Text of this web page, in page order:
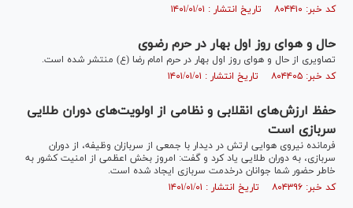
کد خبر: ۸۰۴۴۱۰ تاریخ انتشار : ۱۴۰۱/۰۱/۰۱
حال و هوای روز اول بهار در حرم رضوی
تصاویری از حال و هوای روز اول بهار در حرم امام رضا (ع) منتشر شده است.
کد خبر: ۸۰۴۴۰۵ تاریخ انتشار : ۱۴۰۱/۰۱/۰۱
حفظ ارزش‌های انقلابی و نظامی از اولویت‌های دوران طلایی
سربازی است
فرمانده نیروی هوایی ارتش در دیدار با جمعی از سربازان وظیفه، از دوران
سربازی، به دوران طلایی یاد کرد و گفت: امروز بخش اعظمی از امنیت کشور به
خاطر حضور شما جوانان درخدمت سربازی ایجاد شده است.
کد خبر: ۸۰۴۳۹۶ تاریخ انتشار : ۱۴۰۱/۰۱/۰۱